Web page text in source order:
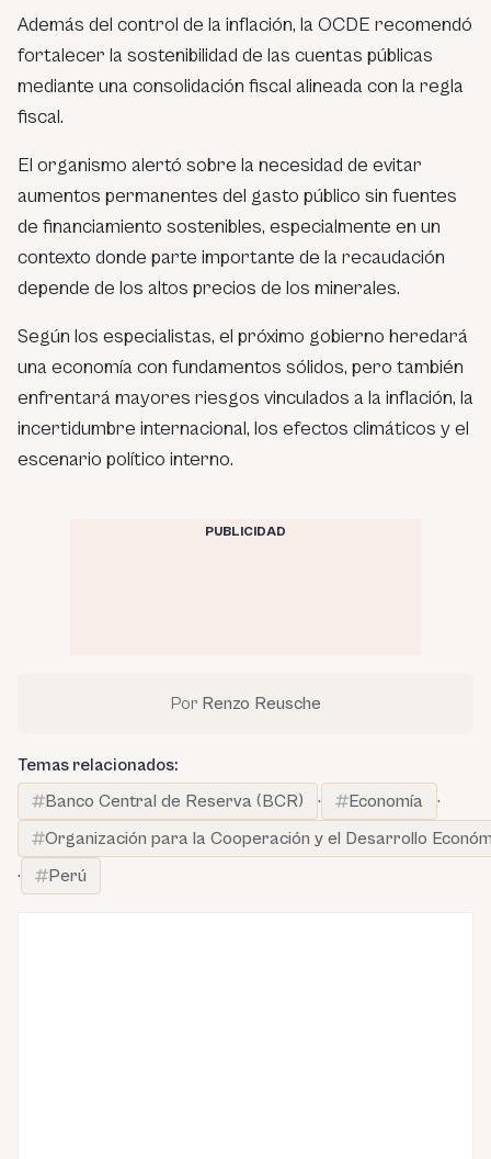
Además del control de la inflación, la OCDE recomendó
fortalecer la sostenibilidad de las cuentas públicas
mediante una consolidación fiscal alineada con la regla
fiscal.
El organismo alertó sobre la necesidad de evitar
aumentos permanentes del gasto público sin fuentes
de financiamiento sostenibles, especialmente en un
contexto donde parte importante de la recaudación
depende de los altos precios de los minerales.
Según los especialistas, el próximo gobierno heredará
una economía con fundamentos sólidos, pero también
enfrentará mayores riesgos vinculados a la inflación, la
incertidumbre internacional, los efectos climáticos y el
escenario político interno.
PUBLICIDAD
Por Renzo Reusche
Temas relacionados:
Banco Central de Reserva (BCR)
· Economía
·
Organización para la Cooperación y el Desarrollo
·
Perú